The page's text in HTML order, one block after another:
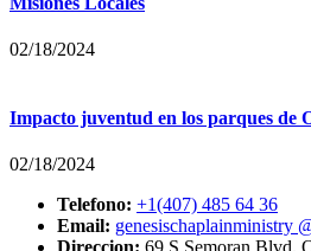
02/18/2024
Impacto juventud en los parques de
02/18/2024
Telefono: +1(407) 485 64 36
Email: genesischaplainministry
Direccion: 69 S Semoran Blvd.